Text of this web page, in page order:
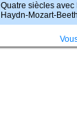
Quatre siècles avec
Haydn-Mozart-